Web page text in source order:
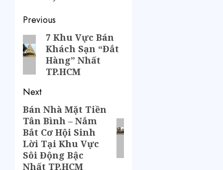
Previous
7 Khu Vực Bán
Khách Sạn “Đắt
Hàng” Nhất
TP.HCM
Next
Bán Nhà Mặt Tiền
Tân Bình – Nắm
Bắt Cơ Hội Sinh
Lời Tại Khu Vực
Sôi Động Bậc
Nhất TP.HCM